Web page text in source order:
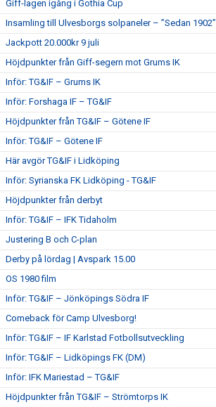
Giff-lagen igång i Gothia Cup
Insamling till Ulvesborgs solpaneler – ”Sedan 1902”
Jackpott 20.000kr 9 juli
Höjdpunkter från Giff-segern mot Grums IK
Inför: TG&IF – Grums IK
Inför: Forshaga IF – TG&IF
Höjdpunkter från TG&IF – Götene IF
Inför: TG&IF – Götene IF
Här avgör TG&IF i Lidköping
Inför: Syrianska FK Lidköping - TG&IF
Höjdpunkter från derbyt
Inför: TG&IF – IFK Tidaholm
Justering B och C-plan
Derby på lördag | Avspark 15.00
OS 1980 film
Inför: TG&IF – Jönköpings Södra IF
Comeback för Camp Ulvesborg!
Inför: TG&IF – IF Karlstad Fotbollsutveckling
Inför: TG&IF – Lidköpings FK (DM)
Inför: IFK Mariestad – TG&IF
Höjdpunkter från TG&IF – Strömtorps IK